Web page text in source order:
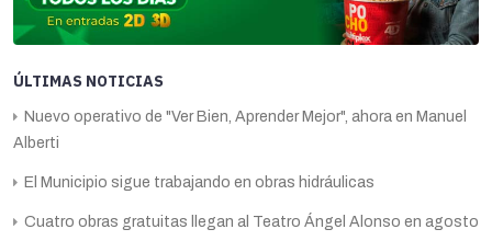
ÚLTIMAS NOTICIAS
Nuevo operativo de "Ver Bien, Aprender Mejor", ahora en Manuel
Alberti
El Municipio sigue trabajando en obras hidráulicas
Cuatro obras gratuitas llegan al Teatro Ángel Alonso en agosto